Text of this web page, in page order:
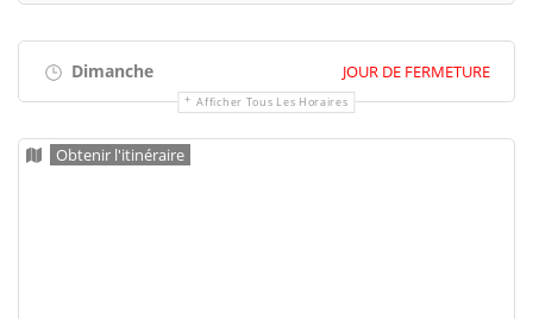
Dimanche JOUR DE FERMETURE
Afficher Tous Les Horaires
Obtenir l'itinéraire